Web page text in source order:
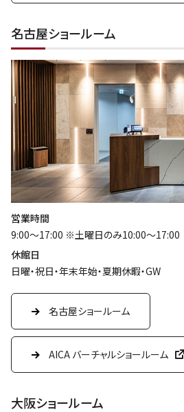
名古屋ショールーム
営業時間
9:00～17:00 ※土曜日のみ10:00～17:00
休館日
日曜・祝日・年末年始・夏期休暇・GW
名古屋ショールーム
AICA バーチャルショールーム
大阪ショールーム